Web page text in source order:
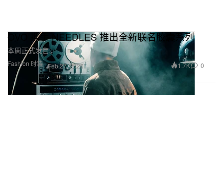
Fashion 时装
OVO 携手 NEEDLES 推出全新联名胶囊系列
本周正式发售。
Feb 27, 2026 1.7K 0